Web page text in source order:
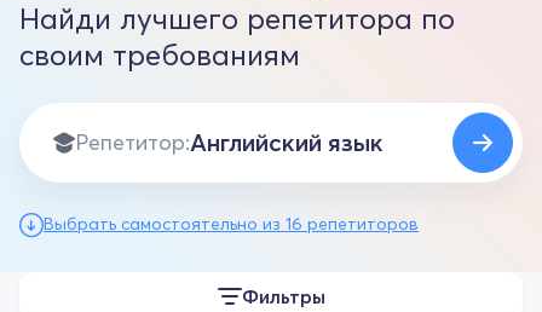
Найди лучшего репетитора по
своим требованиям
Репетитор:
Выбрать самостоятельно из 16 репетиторов
Фильтры